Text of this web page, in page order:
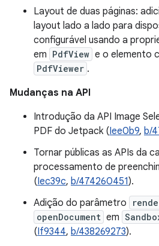
Layout de duas páginas:
layout lado a lado para
configurável usando a
em PdfView e o elemento
PdfViewer .
Mudanças na API
Introdução da API Image
PDF do Jetpack (Iee0b9, b/
Tornar públicas as APIs da
processamento de
(Iec39c, b/474260451).
Adição do parâmetro
openDocument em
(If9344, b/438269273).